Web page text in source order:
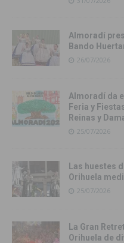
Almoradí
Bando
26/07/2026
Almoradí da
Feria y
Reinas y
25/07/2026
Las huestes
Orihuela
25/07/2026
La Gran
Orihuela de